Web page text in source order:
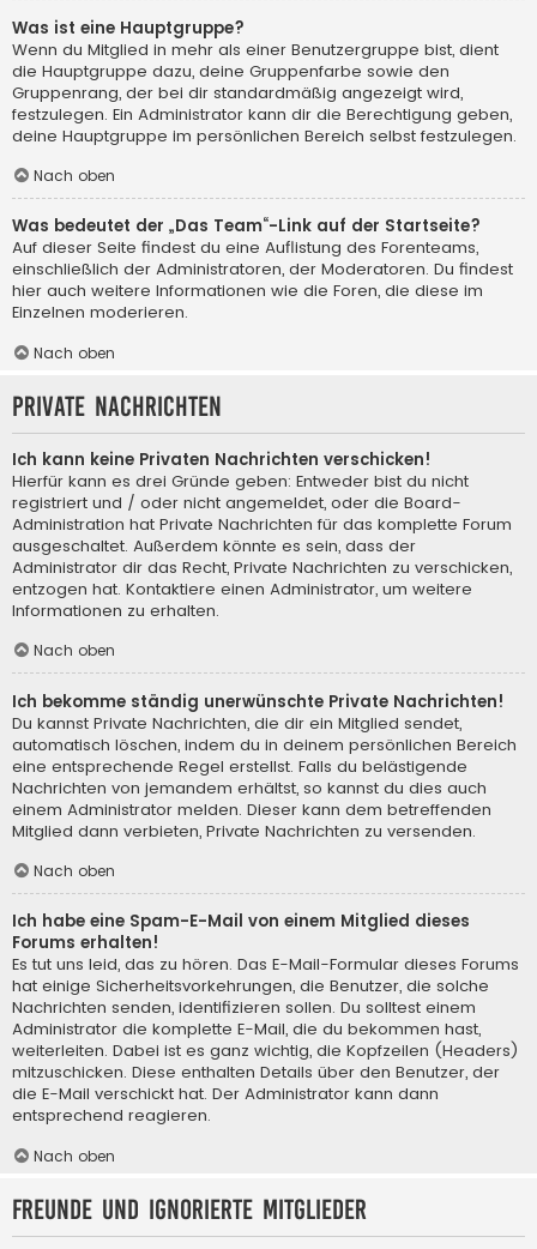
Was ist eine Hauptgruppe?
Wenn du Mitglied in mehr als einer Benutzergruppe bist, dient
die Hauptgruppe dazu, deine Gruppenfarbe sowie den
Gruppenrang, der bei dir standardmäßig angezeigt wird,
festzulegen. Ein Administrator kann dir die Berechtigung geben,
deine Hauptgruppe im persönlichen Bereich selbst festzulegen.
Nach oben
Was bedeutet der „Das Team“-Link auf der Startseite?
Auf dieser Seite findest du eine Auflistung des Forenteams,
einschließlich der Administratoren, der Moderatoren. Du findest
hier auch weitere Informationen wie die Foren, die diese im
Einzelnen moderieren.
Nach oben
Private Nachrichten
Ich kann keine Privaten Nachrichten verschicken!
Hierfür kann es drei Gründe geben: Entweder bist du nicht
registriert und / oder nicht angemeldet, oder die Board-
Administration hat Private Nachrichten für das komplette Forum
ausgeschaltet. Außerdem könnte es sein, dass der
Administrator dir das Recht, Private Nachrichten zu verschicken,
entzogen hat. Kontaktiere einen Administrator, um weitere
Informationen zu erhalten.
Nach oben
Ich bekomme ständig unerwünschte Private Nachrichten!
Du kannst Private Nachrichten, die dir ein Mitglied sendet,
automatisch löschen, indem du in deinem persönlichen Bereich
eine entsprechende Regel erstellst. Falls du belästigende
Nachrichten von jemandem erhältst, so kannst du dies auch
einem Administrator melden. Dieser kann dem betreffenden
Mitglied dann verbieten, Private Nachrichten zu versenden.
Nach oben
Ich habe eine Spam-E-Mail von einem Mitglied dieses
Forums erhalten!
Es tut uns leid, das zu hören. Das E-Mail-Formular dieses Forums
hat einige Sicherheitsvorkehrungen, die Benutzer, die solche
Nachrichten senden, identifizieren sollen. Du solltest einem
Administrator die komplette E-Mail, die du bekommen hast,
weiterleiten. Dabei ist es ganz wichtig, die Kopfzeilen (Headers)
mitzuschicken. Diese enthalten Details über den Benutzer, der
die E-Mail verschickt hat. Der Administrator kann dann
entsprechend reagieren.
Nach oben
Freunde und ignorierte Mitglieder